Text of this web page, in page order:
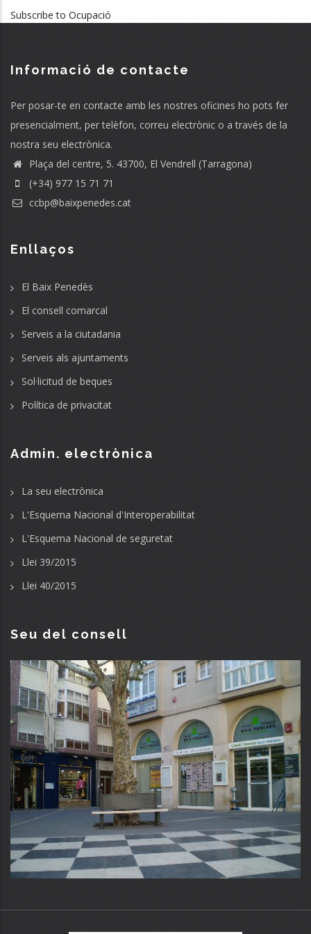
Subscribe to Ocupació
Informació de contacte
Per posar-te en contacte amb les nostres oficines ho pots fer
presencialment, per telèfon, correu electrònic o a través de la
nostra seu electrònica.
Plaça del centre, 5. 43700, El Vendrell (Tarragona)
(+34) 977 15 71 71
ccbp@baixpenedes.cat
Enllaços
El Baix Penedès
El consell comarcal
Serveis a la ciutadania
Serveis als ajuntaments
Sol·licitud de beques
Política de privacitat
Admin. electrònica
La seu electrònica
L'Esquema Nacional d'Interoperabilitat
L'Esquema Nacional de seguretat
Llei 39/2015
Llei 40/2015
Seu del consell